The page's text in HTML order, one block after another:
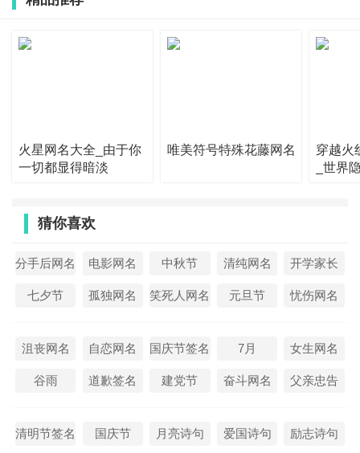
40、-他从不缺我
41、最美但是初阳
43、情似海深溺我无声
44、一剑西来
45、mm只有薄情才會記住
47、°血染的彼岸花在扯笑
48、◆◇倾心、独恋
50、绿竹
火星网名大全_由于你
一切都显得暗淡
唯美符号特殊花藤网名
穿越火
_世界
猜你喜欢
分手后网名 电影网名 中秋节 清纯网名 开学家长
七夕节 孤独网名 笑死人网名 元旦节 忧伤网名
沮丧网名 自恋网名 国庆节签名 7月 女生网名
谷雨 道歉签名 建党节 奋斗网名 父亲忠告
清明节签名 国庆节 月亮诗句 爱国诗句 励志诗句